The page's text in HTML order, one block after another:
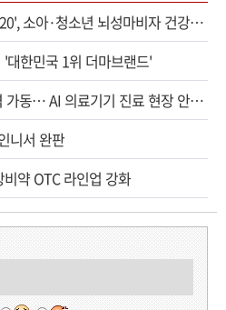
·청소년 뇌성마비자 건강보험 확대 적용
대한민국 1위 더마브랜드'
… AI 의료기기 진료 현장 안착 속도
니서 완판
약 OTC 라인업 강화